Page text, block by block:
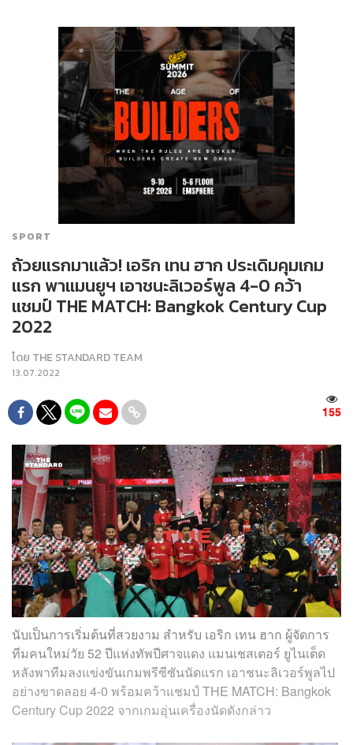
SPORT
ถ้วยแรกมาแล้ว! เอริก เทน ฮาก ประเดิมคุมเกม
แรก พาแมนยูฯ เอาชนะลิเวอร์พูล 4-0 คว้า
แชมป์ THE MATCH: Bangkok Century Cup
2022
โดย THE STANDARD TEAM
13.07.2022
155
นับเป็นการเริ่มต้นที่สวยงาม สำหรับ เอริก เทน ฮาก ผู้จัดการ
ทีมคนใหม่วัย 52 ปีแห่งทัพปีศาจแดง แมนเชสเตอร์ ยูไนเต็ด
หลังพาทีมลงแข่งขันเกมพรีซีซันนัดแรก เอาชนะลิเวอร์พูลไป
อย่างขาดลอย 4-0 พร้อมคว้าแชมป์ THE MATCH: Bangkok
Century Cup 2022 จากเกมอุ่นเครื่องนัดดังกล่าว